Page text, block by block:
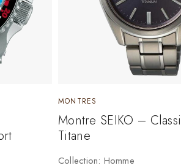
MONTRES
Montre SEIKO –
Titane
Collection: Homme